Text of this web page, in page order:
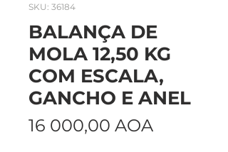
SKU: 36184
BALANÇA DE
MOLA 12,50 KG
COM ESCALA,
GANCHO E ANEL
16 000,00 AOA